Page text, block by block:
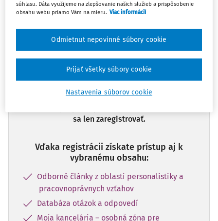
Ups, zatiaľ ste si prečítali len
Celý odborný obsah z tejto oblasti je
dostupný predplatiteľom portálu.
Odomknite si prístup k odbornému obsahu
sa len zaregistrovať.
Vďaka registrácii získate prístup aj k
vybranému obsahu:
Odborné články z oblasti personalistiky a
pracovnoprávnych vzťahov
Databáza otázok a odpovedí
Moja kancelária – osobná zóna pre
súhlasu. Dáta využijeme na zlepšovanie našich služieb a prispôsobenie
obsahu webu priamo Vám na mieru. Viac informácií
Nastavenia súborov cookie
Odmietnut nepovinné súbory cookie
Prijať všetky súbory cookie